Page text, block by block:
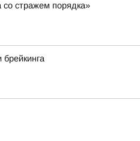
со стражем порядка»